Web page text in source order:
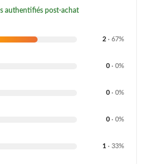
authentifiés post-achat
2 · 67%
0 · 0%
0 · 0%
0 · 0%
1 · 33%